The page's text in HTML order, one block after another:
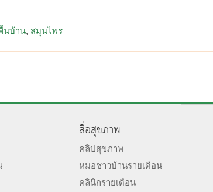
นบ้าน สมุนไพร
สื่อสุขภาพ
คลิปสุขภาพ
หมอชาวบ้านรายเดือน
คลินิกรายเดือน